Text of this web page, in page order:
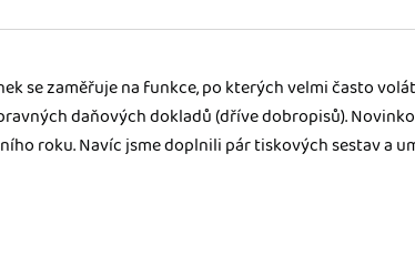
se zaměřuje na funkce, po kterých velmi často
daňových dokladů (dříve dobropisů).
roku. Navíc jsme doplnili pár tiskových sestav a